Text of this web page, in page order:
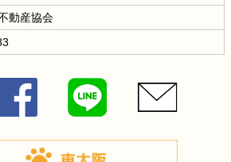
動産協会
Facebook